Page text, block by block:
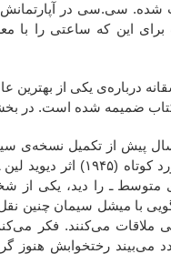
سی.سی در آپارتمانش
این که ساعتی را با
درباره‌ی یکی از بهترین
کتاب ضمیمه شده است. در
پیش از تکمیل نسخه‌ی
بیلی وایلدر رسیده بود. وفتی که
متوسط ـ را دید، یکی از
با میشل سیمان چنین
ملاقات می‌کنند. فکر
می‌بیند رختخوابش هنوز